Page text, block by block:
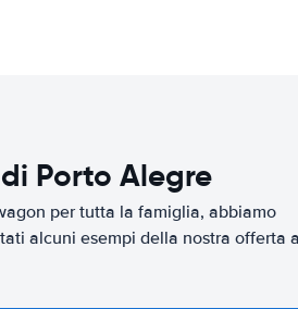
Porto Alegre
per tutta la famiglia, abbiamo
alcuni esempi della nostra offerta a